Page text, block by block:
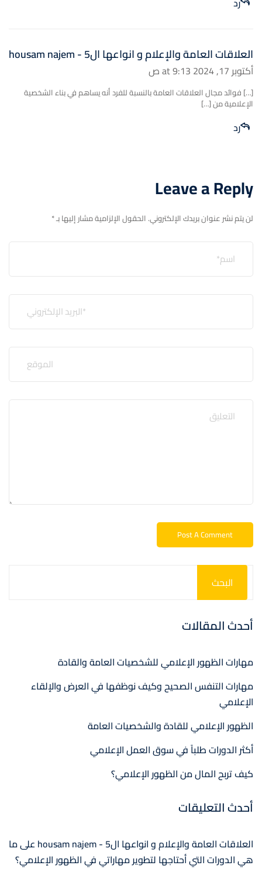
العلاقات العامة والإعلام و انواعها ال5 - housam najem
أكتوبر 17, 2024 at 9:13 ص
[…] فوائد مجال العلاقات العامة بالنسبة للفرد أنه يساهم في بناء الشخصية
الإعلامية من […]
رد
Leave a Reply
لن يتم نشر عنوان بريدك الإلكتروني. الحقول الإلزامية مشار إليها بـ*
البحث
أحدث المقالات
مهارات الظهور الإعلامي للشخصيات العامة والقادة
مهارات التنفس الصحيح وكيف نوظفها في العرض والإلقاء
الإعلامي
الظهور الإعلامي للقادة والشخصيات العامة
أكثر الدورات طلباً في سوق العمل الإعلامي
كيف تربح المال من الظهور الإعلامي؟
أحدث التعليقات
العلاقات العامة والإعلام و انواعها ال5 - housam najem علىما
هي الدورات التي أحتاجها لتطوير مهاراتي في الظهور الإعلامي؟